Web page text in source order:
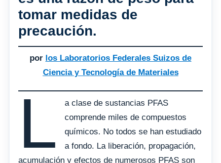
tomar medidas de
precaución.
por los Laboratorios Federales Suizos de
Ciencia y Tecnología de Materiales
L
a clase de sustancias PFAS
comprende miles de compuestos
químicos. No todos se han estudiado
a fondo. La liberación, propagación,
acumulación y efectos de numerosos PFAS son